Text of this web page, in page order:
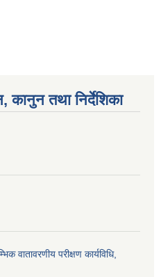
तथा निर्देशिका
वातावरणीय परीक्षण कार्यविधि,